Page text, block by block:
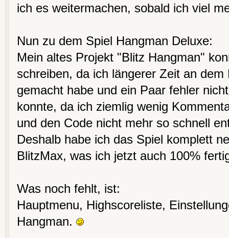
ich es weitermachen, sobald ich viel
Nun zu dem Spiel Hangman Deluxe:
Mein altes Projekt "Blitz Hangman"
schreiben, da ich längerer Zeit an dem
gemacht habe und ein Paar fehler
konnte, da ich ziemlig wenig
und den Code nicht mehr so schnell
Deshalb habe ich das Spiel komplett
BlitzMax, was ich jetzt auch 100%
Was noch fehlt, ist:
Hauptmenu, Highscoreliste,
Hangman.